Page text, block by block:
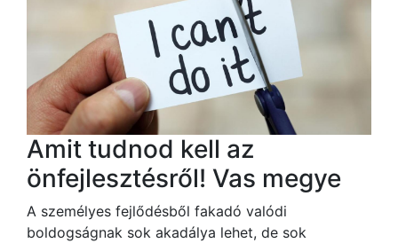
Amit tudnod kell az
önfejlesztésről! Vas megye
A személyes fejlődésből fakadó valódi
boldogságnak sok akadálya lehet, de sok